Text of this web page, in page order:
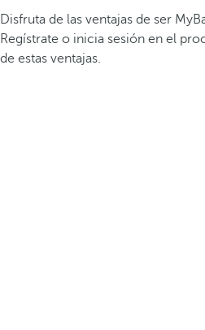
Disfruta de las ventajas de ser
Regístrate o inicia sesión en el
de estas ventajas.